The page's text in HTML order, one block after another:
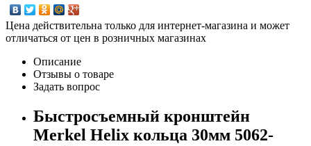
Цена действительна только для интернет-магазина и может
отличаться от цен в розничных магазинах
Описание
Отзывы о товаре
Задать вопрос
Быстросъемный кронштейн
Merkel Helix кольца 30мм 5062-